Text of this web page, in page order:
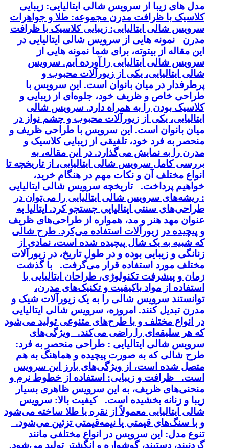
مدل های زیبا از سرویس شالی ایتالیایی: زیبایی
کلاسیک با ظرافت مدرن مجموعه: طلا و جواهرات
سرویس شالی ایتالیایی: زیبایی کلاسیک با ظرافت
مدرن نمونه هایی از سرویس شالی ایتالیایی در
این مقاله از بیتوته، برای شما نمونه هایی از
سرویس شالی ایتالیایی را آورده ایم. سرویس
شالی ایتالیایی، یکی از زیورآلات محبوب و
پرطرفدار در میان بانوان است. این سرویس با
طراحی خاص و ظریف خود، جلوه‌ای از زیبایی و
کلاسیک بودن را به همراه دارد. سرویس شالی
ایتالیایی، یکی از زیورآلات محبوب و چشم نواز در
میان بانوان است. این سرویس با طراحی ظریف و
منحصر به فرد خود، تلفیقی از زیبایی کلاسیک و
مدرن را به نمایش می‌گذارد. در این مقاله، به
بررسی کامل سرویس شالی ایتالیایی، از تاریخچه تا
انواع مختلف آن و نکات مهم در هنگام خرید،
خواهیم پرداخت. تاریخچه سرویس شالی ایتالیایی
: ریشه‌های سرویس شالی ایتالیایی را می‌توان در
طراحی‌های سنتی ایتالیایی جستجو کرد. ایتالیا به
عنوان مهد هنر و مد، همواره از طراحی‌های ظریف
و پیچیده در زیورآلات استفاده می‌کرد. طرح شالی
که شبیه به یک شال پیچیده شده است، نمادی از
زنانگی و زیبایی بوده و در طول تاریخ، در زیورآلات
مختلف مورد استفاده قرار می‌گرفت. با گذشت
زمان و پیشرفت تکنولوژی، طراحان ایتالیایی با
استفاده از مواد باکیفیت و تکنیک‌های مدرن،
توانستند سرویس شالی را به یک زیورآلات شیک و
مدرن تبدیل کنند. امروزه، سرویس شالی ایتالیایی
در انواع مختلف و با طرح‌های متنوعی تولید می‌شود
که هر سلیقه‌ای را راضی می‌کند. ویژگی‌های
سرویس شالی ایتالیایی : طراحی منحصر به فرد:
طرح شالی که به صورت پیچیده و هماهنگ به هم
متصل شده است، از ویژگی‌های بارز این سرویس
است. ظرافت و زیبایی: استفاده از خطوط نرم و
منحنی‌های ظریف، به این سرویس ظاهری بسیار
زیبا و زنانه بخشیده است. کیفیت بالا: سرویس
شالی ایتالیایی معمولاً از نقره یا طلا ساخته می‌شود
و با سنگ‌های قیمتی یا نیمه‌قیمتی تزئین می‌شود.
تنوع مدل: این سرویس در انواع مختلفی مانند
گردنبند، دستبند، گوشواره و انگشتر تولید می‌شود.